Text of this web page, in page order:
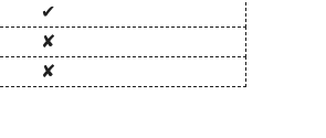
✔
✘
✘